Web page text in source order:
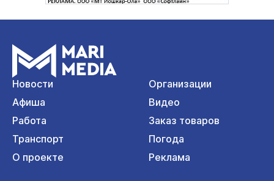
Новости
Организации
Афиша
Видео
Работа
Заказ товаров
Транспорт
Погода
О проекте
Реклама